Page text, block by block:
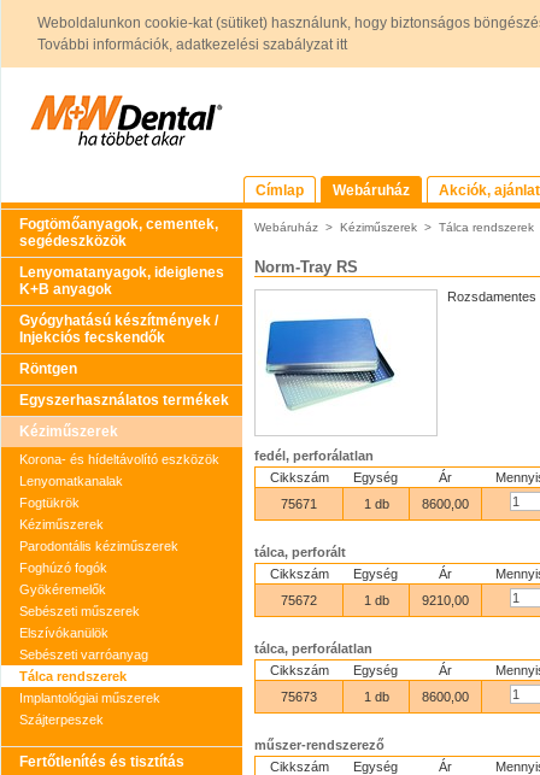
Weboldalunkon cookie-kat (sütiket) használunk, hogy biztonságos
További információk, adatkezelési szabályzat itt
Címlap Webáruház
Akciók,
Fogtömőanyagok, cementek,
segédeszközök
Lenyomatanyagok, ideiglenes
K+B anyagok
Gyógyhatású készítmények /
Injekciós fecskendők
Röntgen
Egyszerhasználatos termékek
Kéziműszerek
Korona- és hídeltávolító eszközök
Lenyomatkanalak
Fogtükrök
Kéziműszerek
Parodontális kéziműszerek
Foghúzó fogók
Gyökéremelők
Sebészeti műszerek
Elszívókanülök
Sebészeti varróanyag
Tálca rendszerek
Implantológiai műszerek
Szájterpeszek
Fertőtlenítés és tisztítás
Webáruház > Kéziműszerek > Tálca rendszerek
Norm-Tray RS
fedél, perforálatlan
Cikkszám
Egység Ár
75671
1 db 8600,00
tálca, perforált
Cikkszám
Egység Ár
75672
1 db 9210,00
tálca, perforálatlan
Cikkszám
Egység Ár
75673
1 db 8600,00
műszer-rendszerező
Cikkszám
Egység Ár